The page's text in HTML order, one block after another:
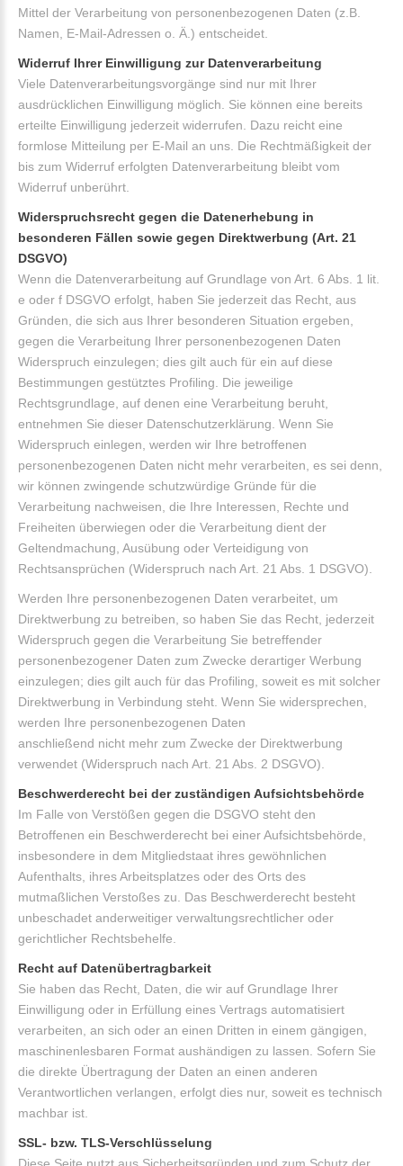
Mittel der Verarbeitung von personenbezogenen Daten (z.B.
Namen, E-Mail-Adressen o. Ä.) entscheidet.
Widerruf Ihrer Einwilligung zur Datenverarbeitung
Viele Datenverarbeitungsvorgänge sind nur mit Ihrer
ausdrücklichen Einwilligung möglich. Sie können eine bereits
erteilte Einwilligung jederzeit widerrufen. Dazu reicht eine
formlose Mitteilung per E-Mail an uns. Die Rechtmäßigkeit der
bis zum Widerruf erfolgten Datenverarbeitung bleibt vom
Widerruf unberührt.
Widerspruchsrecht gegen die Datenerhebung in
besonderen Fällen sowie gegen Direktwerbung (Art. 21
DSGVO)
Wenn die Datenverarbeitung auf Grundlage von Art. 6 Abs. 1 lit.
e oder f DSGVO erfolgt, haben Sie jederzeit das Recht, aus
Gründen, die sich aus Ihrer besonderen Situation ergeben,
gegen die Verarbeitung Ihrer personenbezogenen Daten
Widerspruch einzulegen; dies gilt auch für ein auf diese
Bestimmungen gestütztes Profiling. Die jeweilige
Rechtsgrundlage, auf denen eine Verarbeitung beruht,
entnehmen Sie dieser Datenschutzerklärung. Wenn Sie
Widerspruch einlegen, werden wir Ihre betroffenen
personenbezogenen Daten nicht mehr verarbeiten, es sei denn,
wir können zwingende schutzwürdige Gründe für die
Verarbeitung nachweisen, die Ihre Interessen, Rechte und
Freiheiten überwiegen oder die Verarbeitung dient der
Geltendmachung, Ausübung oder Verteidigung von
Rechtsansprüchen (Widerspruch nach Art. 21 Abs. 1 DSGVO).
Werden Ihre personenbezogenen Daten verarbeitet, um
Direktwerbung zu betreiben, so haben Sie das Recht, jederzeit
Widerspruch gegen die Verarbeitung Sie betreffender
personenbezogener Daten zum Zwecke derartiger Werbung
einzulegen; dies gilt auch für das Profiling, soweit es mit solcher
Direktwerbung in Verbindung steht. Wenn Sie widersprechen,
werden Ihre personenbezogenen Daten
anschließend nicht mehr zum Zwecke der Direktwerbung
verwendet (Widerspruch nach Art. 21 Abs. 2 DSGVO).
Beschwerderecht bei der zuständigen Aufsichtsbehörde
Im Falle von Verstößen gegen die DSGVO steht den
Betroffenen ein Beschwerderecht bei einer Aufsichtsbehörde,
insbesondere in dem Mitgliedstaat ihres gewöhnlichen
Aufenthalts, ihres Arbeitsplatzes oder des Orts des
mutmaßlichen Verstoßes zu. Das Beschwerderecht besteht
unbeschadet anderweitiger verwaltungsrechtlicher oder
gerichtlicher Rechtsbehelfe.
Recht auf Datenübertragbarkeit
Sie haben das Recht, Daten, die wir auf Grundlage Ihrer
Einwilligung oder in Erfüllung eines Vertrags automatisiert
verarbeiten, an sich oder an einen Dritten in einem gängigen,
maschinenlesbaren Format aushändigen zu lassen. Sofern Sie
die direkte Übertragung der Daten an einen anderen
Verantwortlichen verlangen, erfolgt dies nur, soweit es technisch
machbar ist.
SSL- bzw. TLS-Verschlüsselung